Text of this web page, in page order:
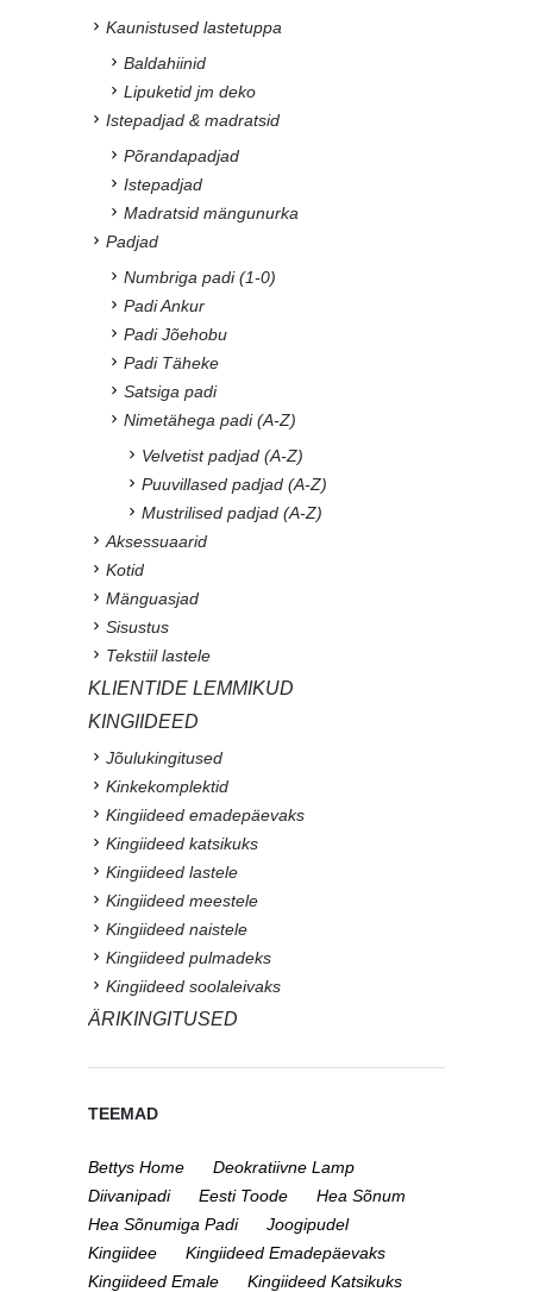
Kaunistused lastetuppa
Baldahiinid
Lipuketid jm deko
Istepadjad & madratsid
Põrandapadjad
Istepadjad
Madratsid mängunurka
Padjad
Numbriga padi (1-0)
Padi Ankur
Padi Jõehobu
Padi Täheke
Satsiga padi
Nimetähega padi (A-Z)
Velvetist padjad (A-Z)
Puuvillased padjad (A-Z)
Mustrilised padjad (A-Z)
Aksessuaarid
Kotid
Mänguasjad
Sisustus
Tekstiil lastele
KLIENTIDE LEMMIKUD
KINGIIDEED
Jõulukingitused
Kinkekomplektid
Kingiideed emadepäevaks
Kingiideed katsikuks
Kingiideed lastele
Kingiideed meestele
Kingiideed naistele
Kingiideed pulmadeks
Kingiideed soolaleivaks
ÄRIKINGITUSED
TEEMAD
Bettys Home
Deokratiivne Lamp
Diivanipadi
Eesti Toode
Hea Sõnum
Hea Sõnumiga Padi
Joogipudel
Kingiidee
Kingiideed Emadepäevaks
Kingiideed Emale
Kingiideed Katsikuks